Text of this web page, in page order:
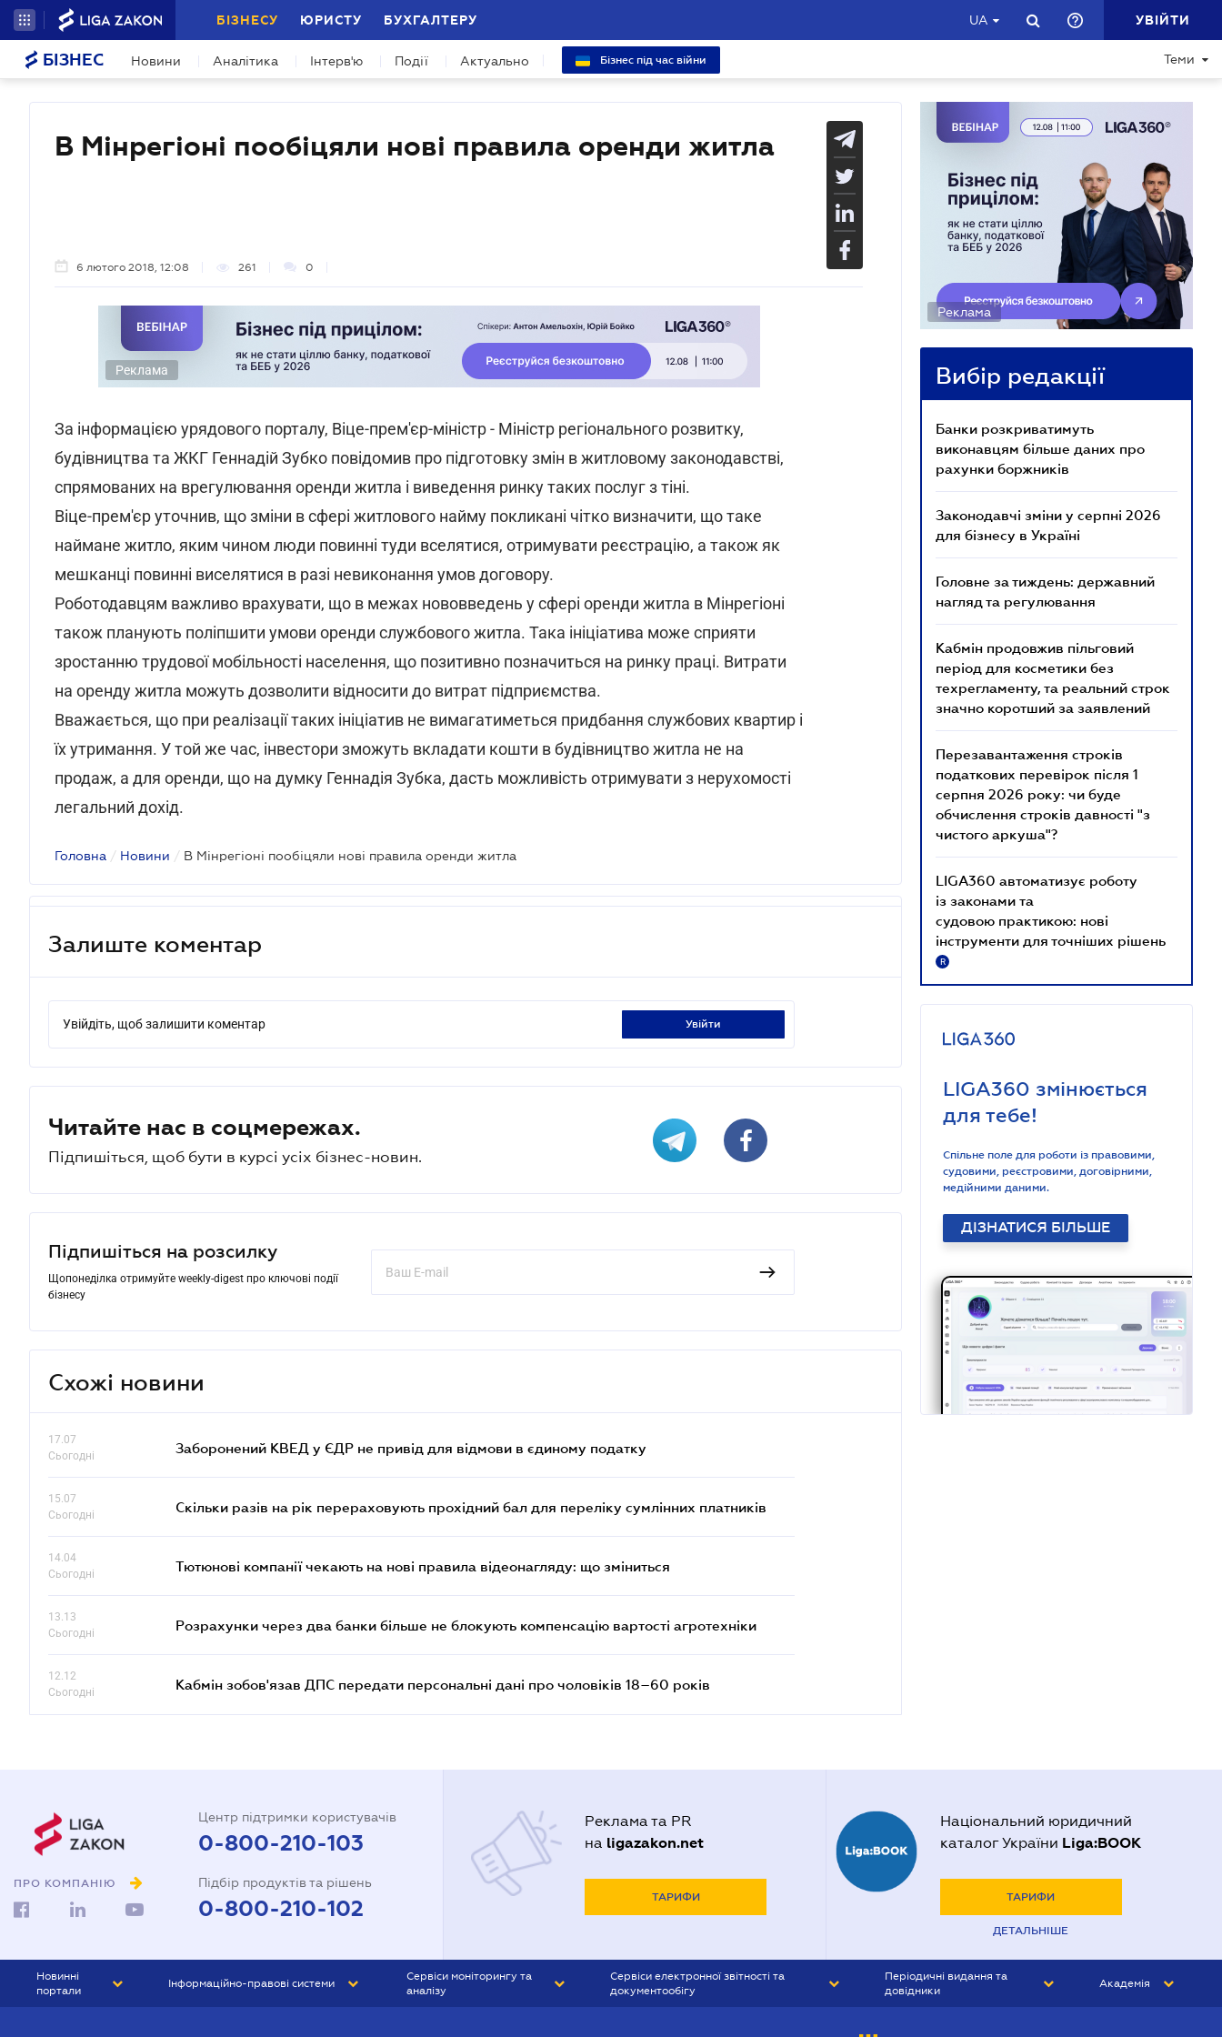
БІЗНЕСУ ЮРИСТУ БУХГАЛТЕРУ UA УВІЙТИ
БІЗНЕС Новини Аналітика Інтерв'ю Події Актуально Бізнес під час війни Теми
В Мінрегіоні пообіцяли нові правила оренди житла
6 лютого 2018, 12:08 261 0
Реклама
За інформацією урядового порталу, Віце-прем'єр-міністр - Міністр регіонального розвитку,
будівництва та ЖКГ Геннадій Зубко повідомив про підготовку змін в житловому законодавстві,
спрямованих на врегулювання оренди житла і виведення ринку таких послуг з тіні.
Віце-прем'єр уточнив, що зміни в сфері житлового найму покликані чітко визначити, що таке
наймане житло, яким чином люди повинні туди вселятися, отримувати реєстрацію, а також як
мешканці повинні виселятися в разі невиконання умов договору.
Роботодавцям важливо врахувати, що в межах нововведень у сфері оренди житла в Мінрегіоні
також планують поліпшити умови оренди службового житла. Така ініціатива може сприяти
зростанню трудової мобільності населення, що позитивно позначиться на ринку праці. Витрати
на оренду житла можуть дозволити відносити до витрат підприємства.
Вважається, що при реалізації таких ініціатив не вимагатиметься придбання службових квартир і
їх утримання. У той же час, інвестори зможуть вкладати кошти в будівництво житла не на
продаж, а для оренди, що на думку Геннадія Зубка, дасть можливість отримувати з нерухомості
легальний дохід.
Головна / Новини / В Мінрегіоні пообіцяли нові правила оренди житла
Залиште коментар
Увійдіть, щоб залишити коментар увійти
Читайте нас в соцмережах.
Підпишіться, щоб бути в курсі усіх бізнес-новин.
Підпишіться на розсилку
Щопонеділка отримуйте weekly-digest про ключові події
бізнесу
Схожі новини
17.07
Сьогодні
Заборонений КВЕД у ЄДР не привід для відмови в єдиному податку
15.07
Сьогодні
Скільки разів на рік перераховують прохідний бал для переліку сумлінних платників
14.04
Сьогодні
Тютюнові компанії чекають на нові правила відеонагляду: що зміниться
13.13
Сьогодні
Розрахунки через два банки більше не блокують компенсацію вартості агротехніки
12.12
Сьогодні
Кабмін зобов'язав ДПС передати персональні дані про чоловіків 18–60 років
Реклама
Вибір редакції
Банки розкриватимуть
виконавцям більше даних про
рахунки боржників
Законодавчі зміни у серпні 2026
для бізнесу в Україні
Головне за тиждень: державний
нагляд та регулювання
Кабмін продовжив пільговий
період для косметики без
техрегламенту, та реальний строк
значно коротший за заявлений
Перезавантаження строків
податкових перевірок після 1
серпня 2026 року: чи буде
обчислення строків давності "з
чистого аркуша"?
LIGA360 автоматизує роботу
із законами та
судовою практикою: нові
інструменти для точніших рішень
R
LIGA360 змінюється
для тебе!
Спільне поле для роботи із правовими,
судовими, реєстровими, договірними,
медійними даними.
ДІЗНАТИСЯ БІЛЬШЕ
ПРО КОМПАНІЮ
Центр підтримки користувачів
0-800-210-103
Підбір продуктів та рішень
0-800-210-102
Реклама та PR
на ligazakon.net
ТАРИФИ
Національний юридичний
каталог України Liga:BOOK
ТАРИФИ
ДЕТАЛЬНІШЕ
Новинні
портали
Інформаційно-правові системи
Сервіси моніторингу та
аналізу
Сервіси електронної звітності та
документообігу
Періодичні видання та
довідники
Академія